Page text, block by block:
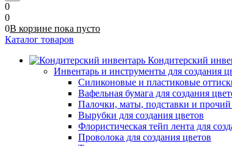
0
0
0В корзине пока пусто
Каталог товаров
Кондитерский
Инвентарь и инструменты для создания
Силиконовые и пластиковые
Вафельная бумага для создания
Палочки, маты, подставки и прочий
Вырубки для создания цветов
Флористическая тейп лента для
Проволока для создания цветов